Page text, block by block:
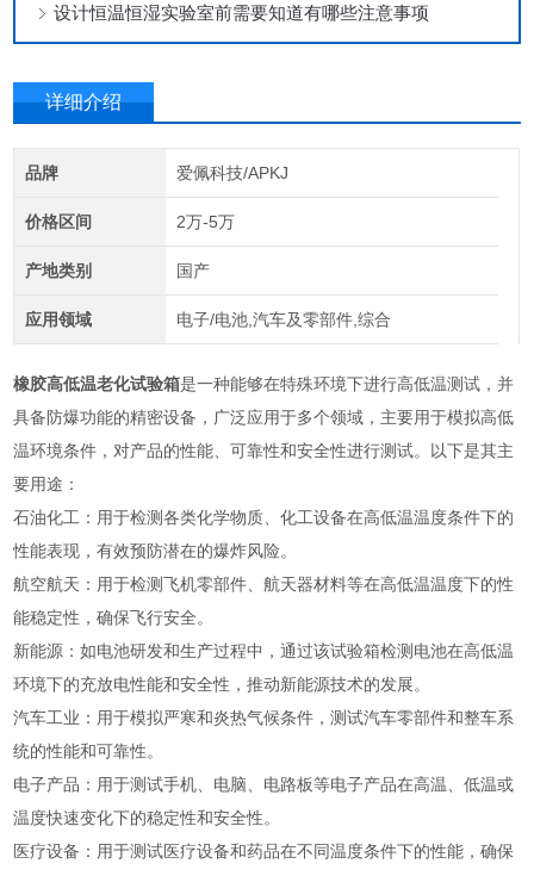
设计恒温恒湿实验室前需要知道有哪些注意事项
详细介绍
品牌 爱佩科技/APKJ
价格区间 2万-5万
产地类别 国产
应用领域 电子/电池,汽车及零部件,综合
橡胶高低温老化试验箱是一种能够在特殊环境下进行高低温测试，并
具备防爆功能的精密设备，广泛应用于多个领域，主要用于模拟高低
温环境条件，对产品的性能、可靠性和安全性进行测试。以下是其主
要用途：
‌石油化工‌：用于检测各类化学物质、化工设备在高低温温度条件下的
性能表现，有效预防潜在的爆炸风险‌。
‌航空航天‌：用于检测飞机零部件、航天器材料等在高低温温度下的性
能稳定性，确保飞行安全‌。
‌新能源‌：如电池研发和生产过程中，通过该试验箱检测电池在高低温
环境下的充放电性能和安全性，推动新能源技术的发展‌。
‌汽车工业‌：用于模拟严寒和炎热气候条件，测试汽车零部件和整车系
统的性能和可靠性‌。
‌电子产品‌：用于测试手机、电脑、电路板等电子产品在高温、低温或
温度快速变化下的稳定性和安全性‌。
‌医疗设备‌：用于测试医疗设备和药品在不同温度条件下的性能，确保